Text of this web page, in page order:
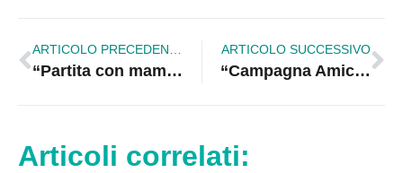
“Partita con mamma e papà” 2026: il valore del legame familiare oltre le sbarre
ARTICOLO SUCCESSIVO
“Campagna Amica per la Salute”: domani mercati contadini negli ospedali di Cosenza, Catanzaro e Reggio Calabria
Articoli correlati: